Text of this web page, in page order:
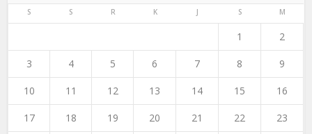
S S R K J S M
1 2
3 4 5 6 7 8 9
10 11 12 13 14 15 16
17 18 19 20 21 22 23